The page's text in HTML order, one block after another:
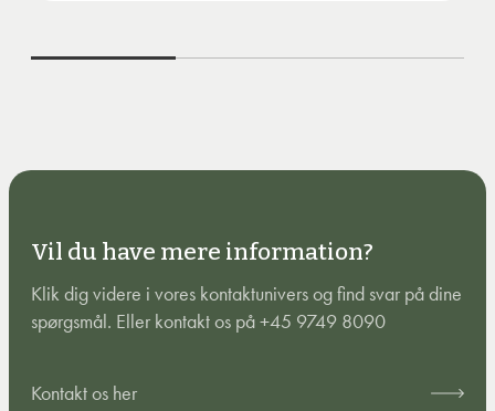
Vil du have mere information?
Klik dig videre i vores kontaktunivers og find svar på dine
spørgsmål. Eller kontakt os på +45 9749 8090
Kontakt os her